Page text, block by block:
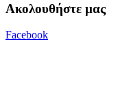
Ακολουθήστε μας
Facebook